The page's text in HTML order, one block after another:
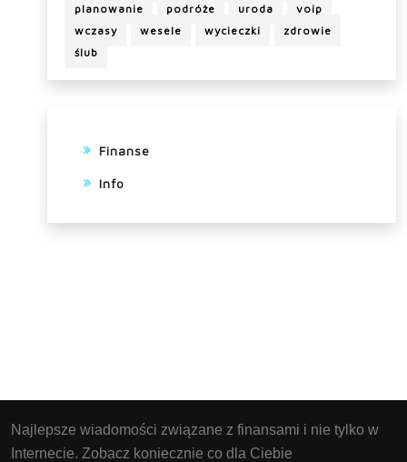
planowanie
podróże uroda
voip
wczasy
wesele wycieczki
zdrowie
ślub
Finanse
Info
Najlepsze wiadomości związane z finansami i nie tylko w
Internecie. Zobacz koniecznie co dla Ciebie